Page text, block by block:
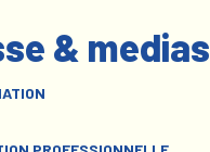
& medias